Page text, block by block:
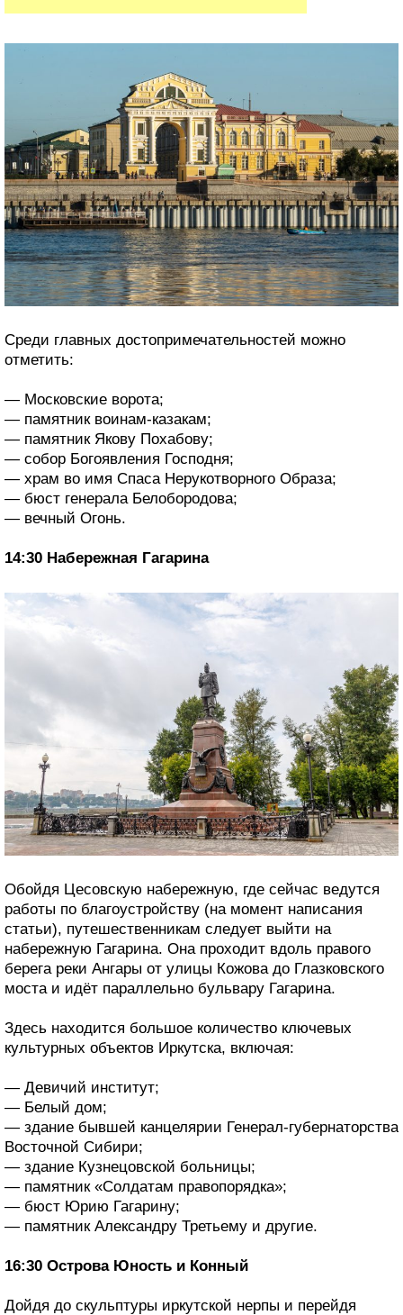
Среди главных достопримечательностей можно
отметить:
— Московские ворота;
— памятник воинам-казакам;
— памятник Якову Похабову;
— собор Богоявления Господня;
— храм во имя Спаса Нерукотворного Образа;
— бюст генерала Белобородова;
— вечный Огонь.
14:30 Набережная Гагарина
Обойдя Цесовскую набережную, где сейчас ведутся
работы по благоустройству (на момент написания
статьи), путешественникам следует выйти на
набережную Гагарина. Она проходит вдоль правого
берега реки Ангары от улицы Кожова до Глазковского
моста и идёт параллельно бульвару Гагарина.
Здесь находится большое количество ключевых
культурных объектов Иркутска, включая:
— Девичий институт;
— Белый дом;
— здание бывшей канцелярии Генерал-губернаторства
Восточной Сибири;
— здание Кузнецовской больницы;
— памятник «Солдатам правопорядка»;
— бюст Юрию Гагарину;
— памятник Александру Третьему и другие.
16:30 Острова Юность и Конный
Дойдя до скульптуры иркутской нерпы и перейдя